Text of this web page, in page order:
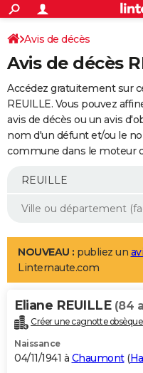
ACTUALITÉS
Politique
Société
Faits Divers
Education
Monde
Villes
+
SPORT
Coupe du monde 2026
Football
Tennis
Cyclisme
Rugby
Forum
Programme TV
TNT
Streaming
Cinéma
Sorties cinéma
Musique
+
FINANCE
Retraite
Epargne
Immobilier
Risques naturels par ville
Banque
Assurance
AUTO
Essais
Réserver un essai
Citadines
Berlines
SUV
Forum auto
+
Mobiles
Meilleur smartphone
Internet
Ordinateurs
Jeux vidéo
Guide high-tech
Aménagement intérieur
LIFESTYLE
Art de vivre
Bien-être
Loisirs
Mode
Modes de vie
Alimentation
Guide de la santé
Maladies
Médicaments
Sommeil
VOYAGE
Destinations
City break
Voyage nature
Voyage de noces
Forum
Climat
+PHOTO
GUIDES D'ACHAT
Avis de décès
Avis de décès
Accédez gratuitement sur
REUILLE. Vous pouvez
avis de décès ou un avis
nom d'un défunt et/ou le
commune dans le moteur
NOUVEAU : publiez un
Linternaute.com
Eliane REUILLE (84
Créer une cagnotte
Naissance
04/11/1941 à Chaumont(